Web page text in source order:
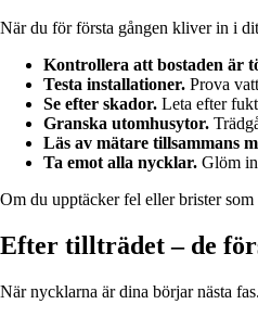
När du för första gången kliver in i
Kontrollera att bostaden är
Testa installationer. Prova
Se efter skador. Leta efter
Granska utomhusytor.
Läs av mätare tillsammans
Ta emot alla nycklar. Glöm
Om du upptäcker fel eller brister
Efter tillträdet – de
När nycklarna är dina börjar nästa